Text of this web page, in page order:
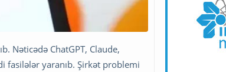
Nəticədə ChatGPT, Claude,
fasilələr yaranıb. Şirkət problemi